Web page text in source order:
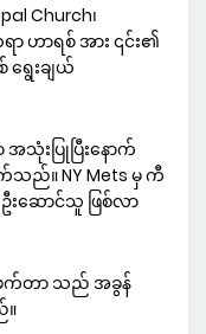
Church၊
ဟာရစ် အား ၎င်း၏
ရွေးချယ်
သုံးပြုပြီးနောက်
သည်။ NY Mets မှ ကီ
းဆောင်သူ ဖြစ်လာ
ရိုဖက်တာ သည် အခွန်
။